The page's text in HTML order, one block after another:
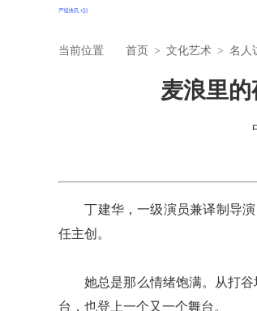
当前位置 首页 > 文化艺术 > 名人
麦浪里
丁建华，一级演员兼译制导演
任主创。
她总是那么情绪饱满。从打谷
台，也登上一个又一个舞台。